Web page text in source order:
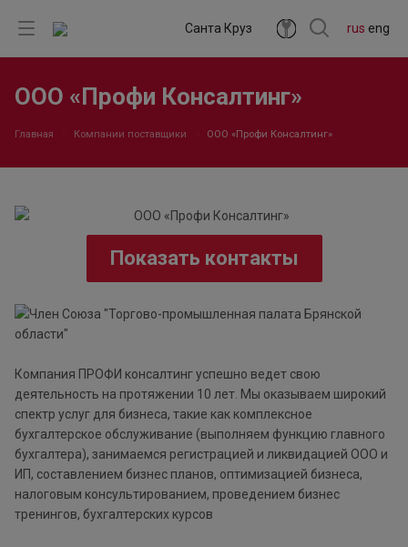
rus eng
Санта Круз
ООО «Профи Консалтинг»
Главная Компании поставщики ООО «Профи Консалтинг»
Показать контакты
Компания ПРОФИ консалтинг успешно ведет свою
деятельность на протяжении 10 лет. Мы оказываем широкий
спектр услуг для бизнеса, такие как комплексное
бухгалтерское обслуживание (выполняем функцию главного
бухгалтера), занимаемся регистрацией и ликвидацией ООО и
ИП, составлением бизнес планов, оптимизацией бизнеса,
налоговым консультированием, проведением бизнес
тренингов, бухгалтерских курсов